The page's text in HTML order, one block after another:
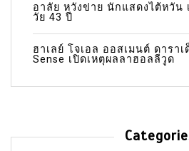
อาลัย หวังข่าย นักแสดงไต้หวัน
วัย 43 ปี
ฮาเลย์ โจเอล ออสเมนต์ ดารา
Sense เปิดเหตุผลลาฮอลลีวูด